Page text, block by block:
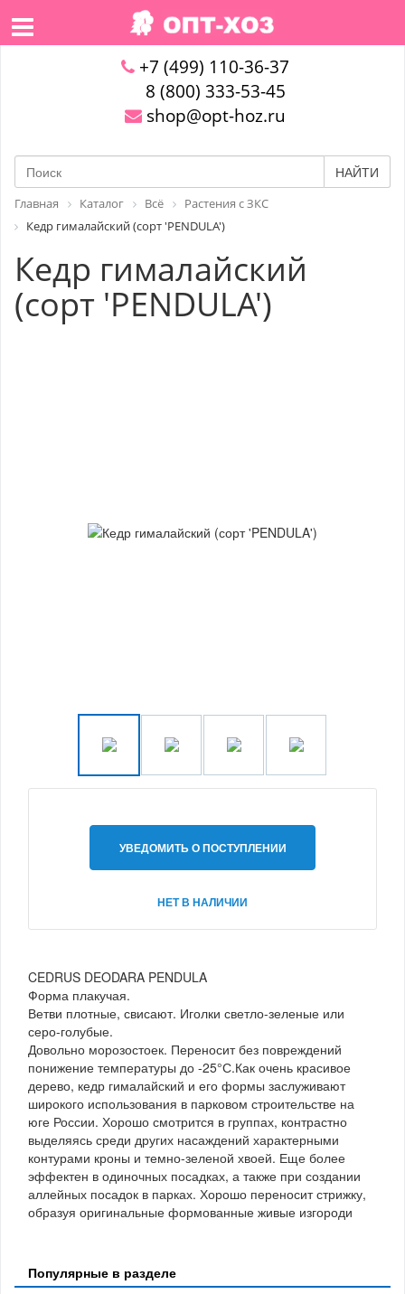
+7 (499) 110-36-37
8 (800) 333-53-45
shop@opt-hoz.ru
НАЙТИ
Главная Каталог Всё
Растения с ЗКС
Кедр гималайский (сорт 'PENDULA')
Кедр гималайский
(сорт 'PENDULA')
УВЕДОМИТЬ О ПОСТУПЛЕНИИ
НЕТ В НАЛИЧИИ
CEDRUS DEODARA PENDULA
Форма плакучая.
Ветви плотные, свисают. Иголки светло-зеленые или
серо-голубые.
Довольно морозостоек. Переносит без повреждений
понижение температуры до -25°С.Как очень красивое
дерево, кедр гималайский и его формы заслуживают
широкого использования в парковом строительстве на
юге России. Хорошо смотрится в группах, контрастно
выделяясь среди других насаждений характерными
контурами кроны и темно-зеленой хвоей. Еще более
эффектен в одиночных посадках, а также при создании
аллейных посадок в парках. Хорошо переносит стрижку,
образуя оригинальные формованные живые изгороди
Популярные в разделе